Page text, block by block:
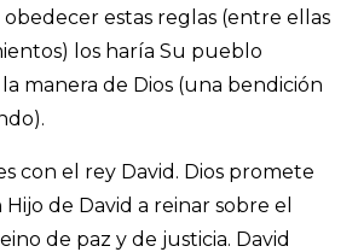
estas reglas (entre ellas
los haría Su pueblo
manera de Dios (una bendición
con el rey David. Dios promete
de David a reinar sobre el
de paz y de justicia. David